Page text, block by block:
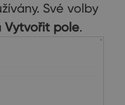
Své volby
Vytvořit pole.